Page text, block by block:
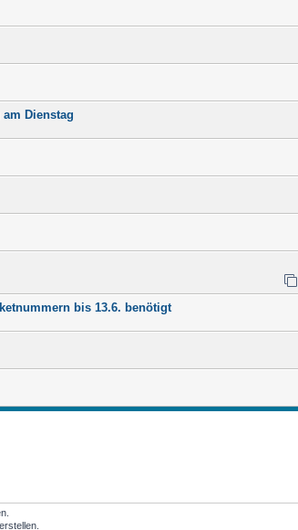
Dienstag
bis 13.6. benötigt